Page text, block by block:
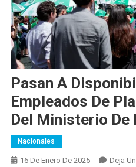
Pasan A
Empleados De
Del Ministerio De
Nacionales
16 De Enero De 2025 Deja